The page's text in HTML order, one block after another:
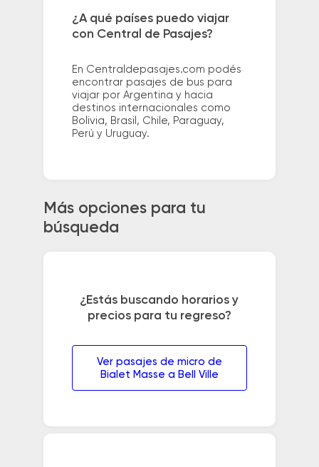
¿A qué países puedo viajar
con Central de Pasajes?
En Centraldepasajes.com podés
encontrar pasajes de bus para
viajar por Argentina y hacia
destinos internacionales como
Bolivia, Brasil, Chile, Paraguay,
Perú y Uruguay.
Más opciones para tu
búsqueda
¿Estás buscando horarios y
precios para tu regreso?
Ver pasajes de micro de
Bialet Masse a Bell Ville